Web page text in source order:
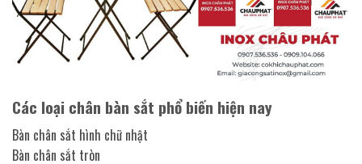
Các loại chân bàn sắt phổ biến hiện nay
Bàn chân sắt hình chữ nhật
Bàn chân sắt tròn